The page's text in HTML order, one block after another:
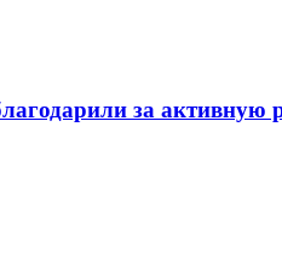
за активную